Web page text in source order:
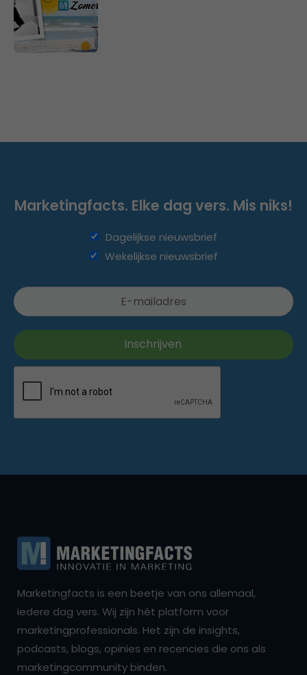
Marketingfacts. Elke dag vers. Mis niks!
Dagelijkse nieuwsbrief
Wekelijkse nieuwsbrief
Marketingfacts is een beetje van ons allemaal,
iedere dag vers. Wij zijn hét platform voor
marketingprofessionals. Het zijn de insights,
podcasts, blogs, opinies en recencies die ons als
marketingcommunity binden.